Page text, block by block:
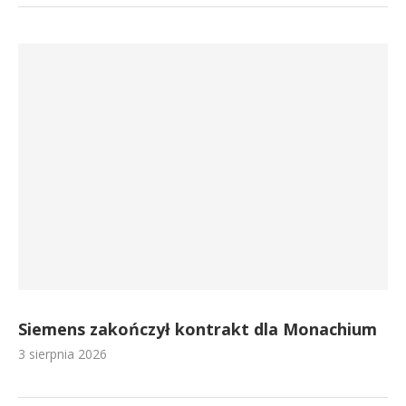
Siemens zakończył kontrakt dla Monachium
3 sierpnia 2026